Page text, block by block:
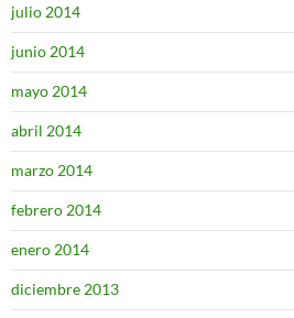
julio 2014
junio 2014
mayo 2014
abril 2014
marzo 2014
febrero 2014
enero 2014
diciembre 2013